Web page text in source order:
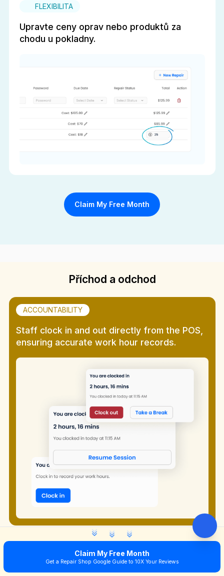
FLEXIBILITA
Upravte ceny oprav nebo produktů za
chodu u pokladny.
Claim My Free Month
Příchod a odchod
ACCOUNTABILITY
Staff clock in and out directly from the POS,
ensuring accurate work hour records.
Claim My Free Month
Get a Repair Shop Google Guide to 10X Your Reviews